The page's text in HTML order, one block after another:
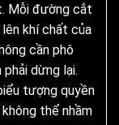
Mỗi đường cắt
khí chất của
cần phô
dừng lại.
tượng quyền
thể nhầm